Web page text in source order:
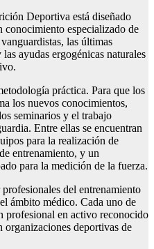
Deportiva está diseñado
conocimiento especializado de
las últimas
ayudas ergogénicas naturales
práctica. Para que los
los nuevos conocimientos,
seminarios y el trabajo
Entre ellas se encuentran
para la realización de
entrenamiento, y un
para la medición de la fuerza.
del entrenamiento
ámbito médico. Cada uno de
profesional en activo reconocido
organizaciones deportivas de